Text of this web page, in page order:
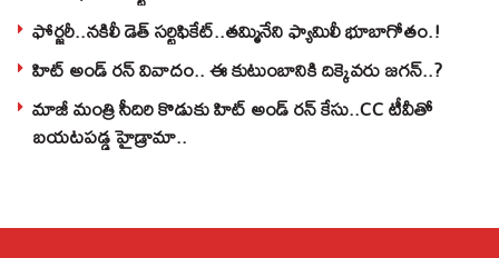
ఫోర్జరీ..నకిలీ డెత్ సర్టిఫికేట్..తమ్మినేని ఫ్యామిలీ భూబాగోతం.!
హిట్ అండ్ రన్ వివాదం.. ఈ కుటుంబానికి దిక్కెవరు జగన్..?
మాజీ మంత్రి సీదిరి కొడుకు హిట్ అండ్ రన్ కేసు..CC టీవీతో
బయటపడ్డ హైడ్రామా..